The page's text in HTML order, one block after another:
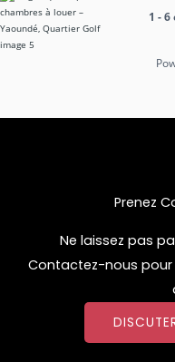
1 -
Prenez
Ne laissez pas
Contactez-nous pour